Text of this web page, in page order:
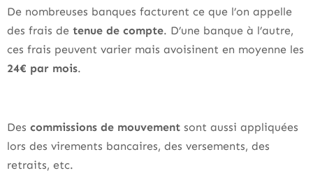
De nombreuses banques facturent ce que l’on appelle
des frais de tenue de compte. D’une banque à l’autre,
ces frais peuvent varier mais avoisinent en moyenne les
24€ par mois.
Des commissions de mouvement sont aussi appliquées
lors des virements bancaires, des versements, des
retraits, etc.